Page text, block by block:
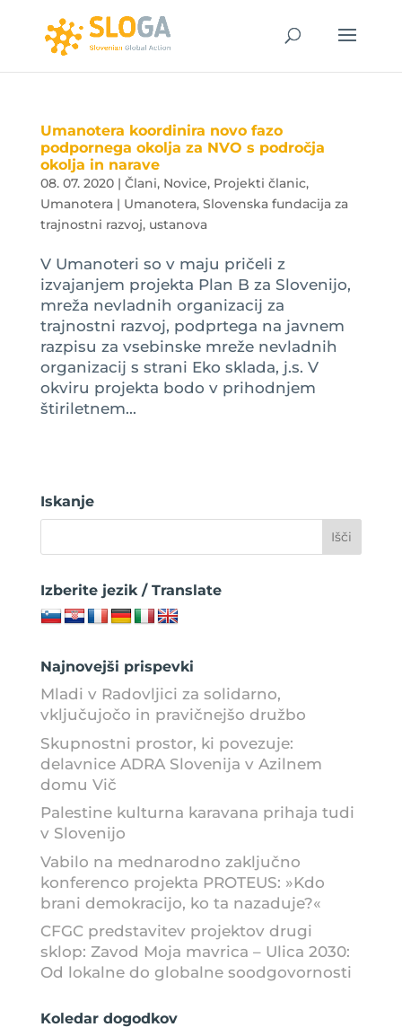
Umanotera koordinira novo fazo
podpornega okolja za NVO s področja
okolja in narave
08. 07. 2020| Člani, Novice, Projekti članic,
Umanotera | Umanotera, Slovenska fundacija za
trajnostni razvoj, ustanova
V Umanoteri so v maju pričeli z
izvajanjem projekta Plan B za Slovenijo,
mreža nevladnih organizacij za
trajnostni razvoj, podprtega na javnem
razpisu za vsebinske mreže nevladnih
organizacij s strani Eko sklada, j.s. V
okviru projekta bodo v prihodnjem
štiriletnem...
Iskanje
Izberite jezik / Translate
Najnovejši prispevki
Mladi v Radovljici za solidarno,
vključujočo in pravičnejšo družbo
Skupnostni prostor, ki povezuje:
delavnice ADRA Slovenija v Azilnem
domu Vič
Palestine kulturna karavana prihaja tudi
v Slovenijo
Vabilo na mednarodno zaključno
konferenco projekta PROTEUS: »Kdo
brani demokracijo, ko ta nazaduje?«
CFGC predstavitev projektov drugi
sklop: Zavod Moja mavrica – Ulica 2030:
Od lokalne do globalne soodgovornosti
Koledar dogodkov